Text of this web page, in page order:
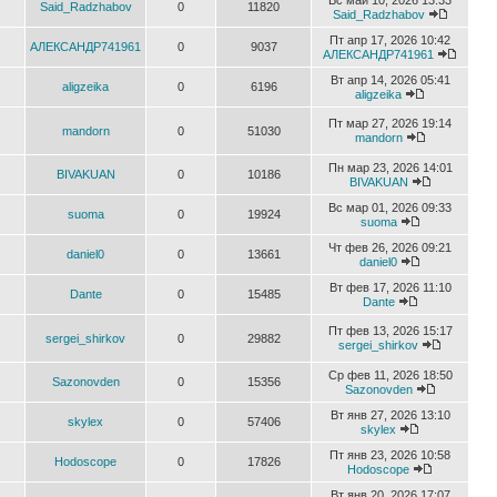
Said_Radzhabov 0 11820
Said_Radzhabov
АЛЕКСАНДР741961 0 9037
Пт апр 17, 2026 10:42
АЛЕКСАНДР741961
aligzeika 0 6196
Вт апр 14, 2026 05:41
aligzeika
mandorn 0 51030
Пт мар 27, 2026 19:14
mandorn
BIVAKUAN 0 10186
Пн мар 23, 2026 14:01
BIVAKUAN
suoma 0 19924
Вс мар 01, 2026 09:33
suoma
daniel0 0 13661
Чт фев 26, 2026 09:21
daniel0
Dante 0 15485
Вт фев 17, 2026 11:10
Dante
sergei_shirkov 0 29882
Пт фев 13, 2026 15:17
sergei_shirkov
Sazonovden 0 15356
Ср фев 11, 2026 18:50
Sazonovden
skylex 0 57406
Вт янв 27, 2026 13:10
skylex
Hodoscope 0 17826
Пт янв 23, 2026 10:58
Hodoscope